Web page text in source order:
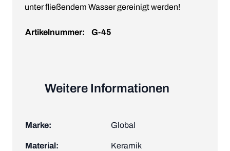
unter fließendem Wasser gereinigt werden!
Artikelnummer: G-45
Weitere Informationen
Marke: Global
Material: Keramik